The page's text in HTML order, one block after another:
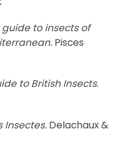
to insects of
Pisces
to British Insects.
Insectes. Delachaux &